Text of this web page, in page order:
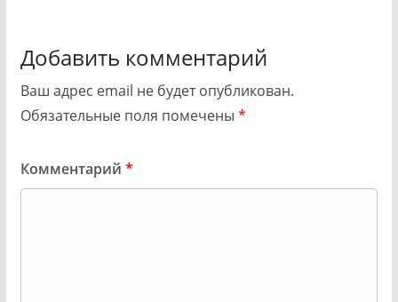
Добавить комментарий
Ваш адрес email не будет опубликован.
Обязательные поля помечены *
Комментарий *